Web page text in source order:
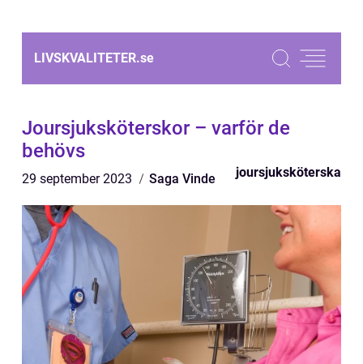
LIVSKVALITETER.se
Joursjuksköterskor – varför de
behövs
29 september 2023 Saga Vinde joursjuksköterska